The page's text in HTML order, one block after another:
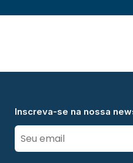
Inscreva-se na nossa